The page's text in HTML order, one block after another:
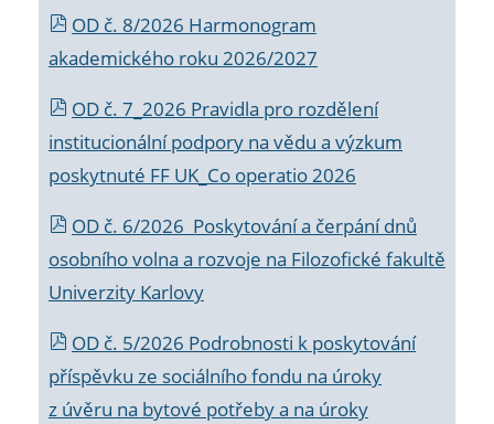
OD č. 8/2026 Harmonogram
akademického roku 2026/2027
OD č. 7_2026 Pravidla pro rozdělení
institucionální podpory na vědu a výzkum
poskytnuté FF UK_Co operatio 2026
OD č. 6/2026 Poskytování a čerpání dnů
osobního volna a rozvoje na Filozofické fakultě
Univerzity Karlovy
OD č. 5/2026 Podrobnosti k poskytování
příspěvku ze sociálního fondu na úroky
z úvěru na bytové potřeby a na úroky